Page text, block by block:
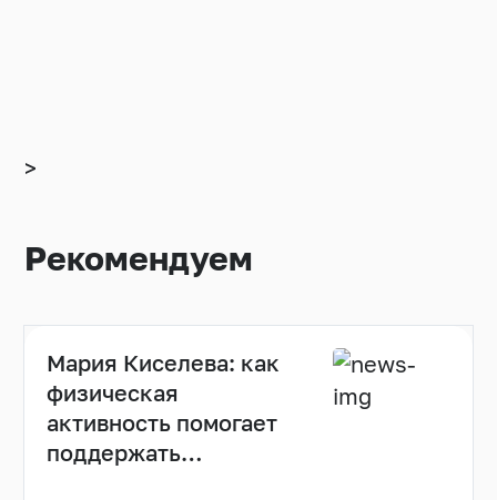
>
Рекомендуем
Мария Киселева: как
физическая
активность помогает
поддержать